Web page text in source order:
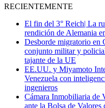
RECIENTEMENTE
El fin del 3° Reich| La
rendición de Alemania
Desborde migratorio en
conjunto militar y
tajante de la UE
EE.UU. y Miyamoto
Venezuela con
ingenieros
Cámara Inmobiliaria de
ante la Bolsa de Valores